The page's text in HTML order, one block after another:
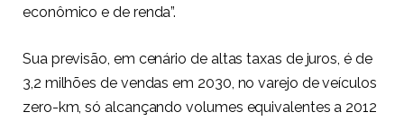
econômico e de renda”.
Sua previsão, em cenário de altas taxas de juros, é de
3,2 milhões de vendas em 2030, no varejo de veículos
zero-km, só alcançando volumes equivalentes a 2012